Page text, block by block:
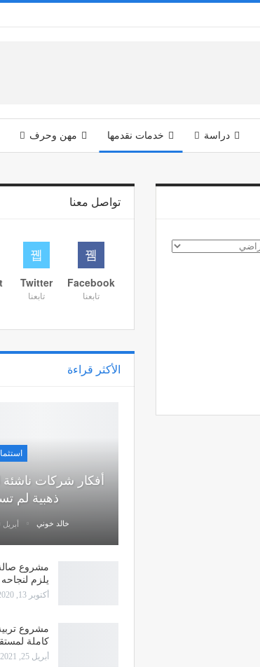
دراسة خدمات نقدمها مهن وحرف
تواصل معنا
Facebook
تابعنا
Twitter
تابعنا
الأكثر قراءة
أفكار شركات
ذهبية لم
خالد خوني أبريل 20, 2021
يلزم لنجاحه
أكتوبر 13, 2020
مشروع
كاملة
أبريل 25, 2021